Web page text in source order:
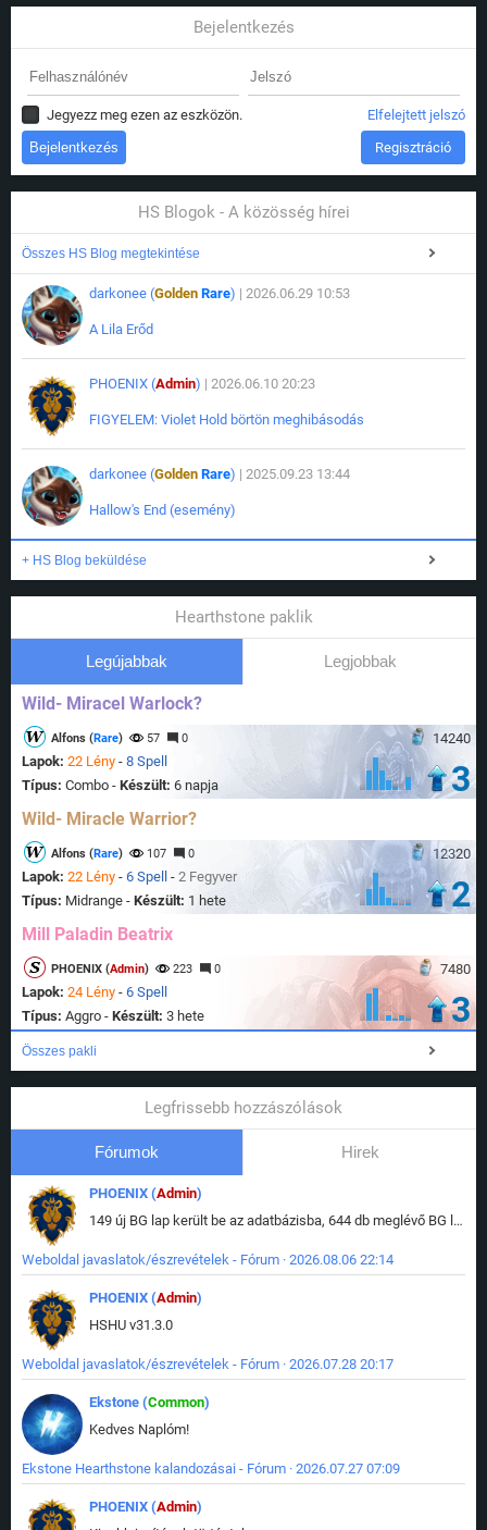
Bejelentkezés
Jegyezz meg ezen az eszközön. Elfelejtett jelszó
Regisztráció
HS Blogok - A közösség hírei
Összes HS Blog megtekintése
darkonee (Golden Rare) | 2026.06.29 10:53
A Lila Erőd
PHOENIX (Admin) | 2026.06.10 20:23
FIGYELEM: Violet Hold börtön meghibásodás
darkonee (Golden Rare) | 2025.09.23 13:44
Hallow's End (esemény)
+ HS Blog beküldése
Hearthstone paklik
Legújabbak Legjobbak
Wild- Miracel Warlock?
14240
Alfons (Rare) 57 0
Lapok: 22 Lény - 8 Spell
Típus: Combo - Készült: 6 napja 3
Wild- Miracle Warrior?
12320
Alfons (Rare) 107 0
Lapok: 22 Lény - 6 Spell - 2 Fegyver
Típus: Midrange - Készült: 1 hete 2
Mill Paladin Beatrix
7480
PHOENIX (Admin) 223 0
Lapok: 24 Lény - 6 Spell
Típus: Aggro - Készült: 3 hete 3
Összes pakli
Legfrissebb hozzászólások
Fórumok Hirek
PHOENIX (Admin)
149 új BG lap került be az adatbázisba, 644 db meglévő BG lap módosult, bekerültek az új képek a megváltozott lapokhoz is.
Weboldal javaslatok/észrevételek - Fórum · 2026.08.06 22:14
PHOENIX (Admin)
HSHU v31.3.0
Weboldal javaslatok/észrevételek - Fórum · 2026.07.28 20:17
Ekstone (Common)
Kedves Naplóm!
Ekstone Hearthstone kalandozásai - Fórum · 2026.07.27 07:09
PHOENIX (Admin)